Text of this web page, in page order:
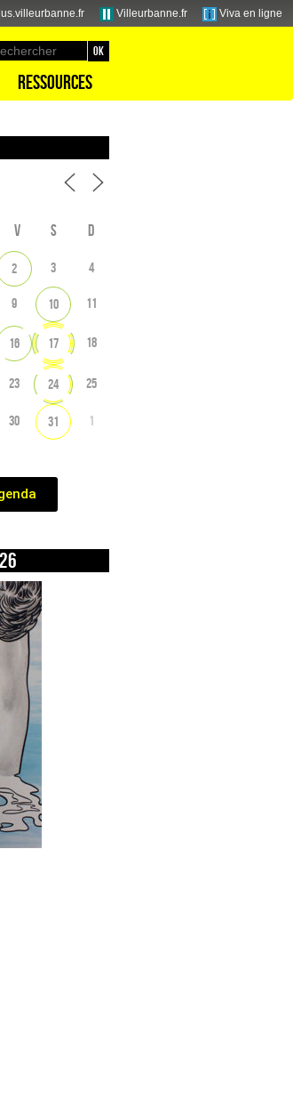
Villeurbanne.fr Viva en ligne
Ressources
V S D
2 3 4
9 10 11
16 17 18
23 24 25
30 31 1